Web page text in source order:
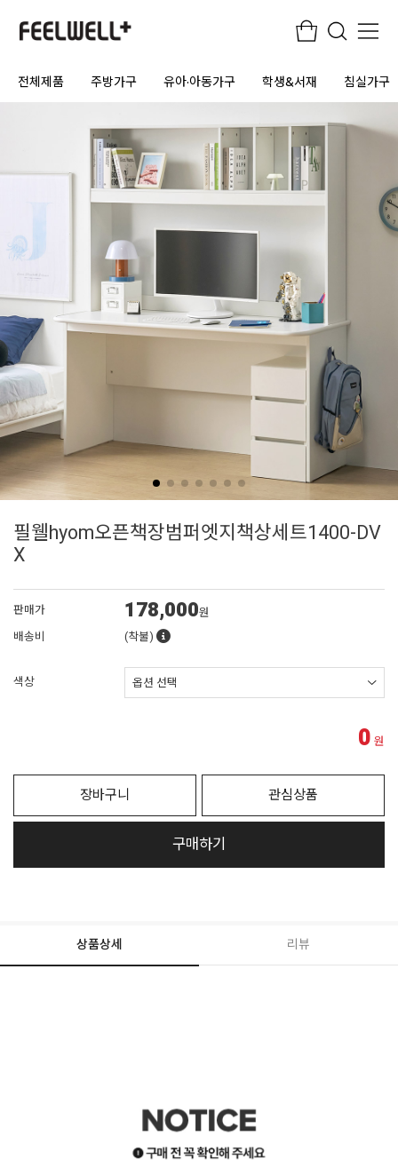
전체제품 주방가구 유아·아동가구 학생&서재 침실가구
필웰hyom오픈책장범퍼엣지책상세트1400-DV
X
판매가 178,000원
배송비
(착불)
색상
0 원
장바구니 관심상품
구매하기
상품상세 리뷰